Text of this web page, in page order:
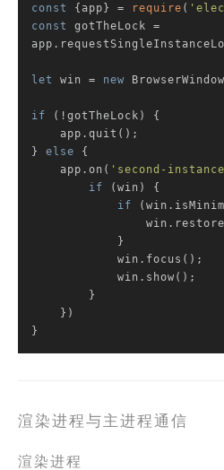
const {app} = require (
const
gotTheLock =
let win = new
if (!gotTheLock) {
} else {
    app.on(
'second-
if (win) {
if
}
渲染进程与主进程通信
渲染进程